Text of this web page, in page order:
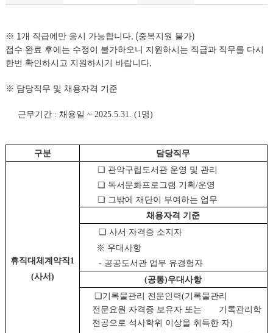
※ 1개 직급에만 응시 가능합니다. (중복지원 불가)
접수 완료 후에는 수정이 불가하오니 지원하시는 직급과 직무를 다시
한번 확인하시고 지원하시기 바랍니다.
※ 담당직무 및 채용자격 기준
근무기간 :채용일~ 2025.5.31. (1명)
구분 담당직무
휴직대체계약직 1
(사서 )
❏ 관악구립도서관 운영 및 관리
❏ 독서문화프로그램 기획/운영
❏ 그밖에 재단이 부여하는 업무
채용자격 기준
❏ 사서 자격증 소지자
※ 우대사항
- 공공도서관 업무 유경험자
(공통)우대사항
❏기록물관리 전문인력(기록물관리
전문요원 자격증 보유자 또는 기록관리학
전공으로 석사학위 이상을 취득한 자)